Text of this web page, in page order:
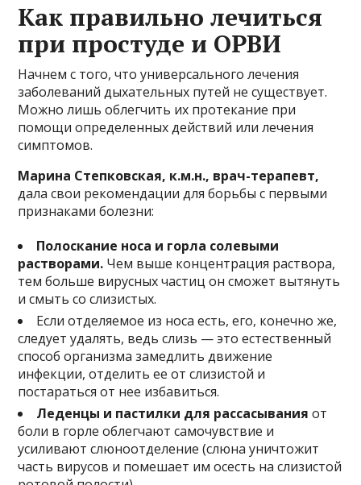
Как правильно лечиться
при простуде и ОРВИ
Начнем с того, что универсального лечения
заболеваний дыхательных путей не существует.
Можно лишь облегчить их протекание при
помощи определенных действий или лечения
симптомов.
Марина Степковская, к.м.н., врач-терапевт,
дала свои рекомендации для борьбы с первыми
признаками болезни:
Полоскание носа и горла солевыми
растворами. Чем выше концентрация раствора,
тем больше вирусных частиц он сможет вытянуть
и смыть со слизистых.
Если отделяемое из носа есть, его, конечно же,
следует удалять, ведь слизь — это естественный
способ организма замедлить движение
инфекции, отделить ее от слизистой и
постараться от нее избавиться.
Леденцы и пастилки для рассасывания от
боли в горле облегчают самочувствие и
усиливают слюноотделение (слюна уничтожит
часть вирусов и помешает им осесть на слизистой